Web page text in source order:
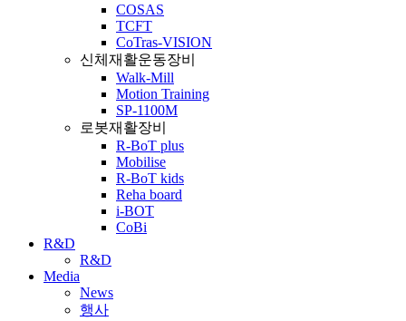
COSAS
TCFT
CoTras-VISION
신체재활운동장비
Walk-Mill
Motion Training
SP-1100M
로봇재활장비
R-BoT plus
Mobilise
R-BoT kids
Reha board
i-BOT
CoBi
R&D
R&D
Media
News
행사